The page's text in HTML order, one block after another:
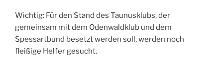
Wichtig: Für den Stand des Taunusklubs, der
gemeinsam mit dem Odenwaldklub und dem
Spessartbund besetzt werden soll, werden noch
fleißige Helfer gesucht.